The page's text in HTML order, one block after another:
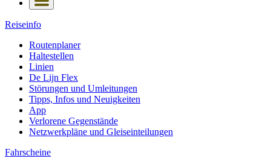
Reiseinfo
Routenplaner
Haltestellen
Linien
De Lijn Flex
Störungen und Umleitungen
Tipps, Infos und Neuigkeiten
App
Verlorene Gegenstände
Netzwerkpläne und Gleiseinteilungen
Fahrscheine